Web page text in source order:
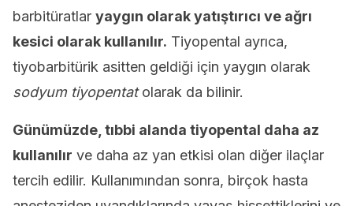
barbitüratlar yaygın olarak yatıştırıcı ve ağrı
kesici olarak kullanılır. Tiyopental ayrıca,
tiyobarbitürik asitten geldiği için yaygın olarak
sodyum tiyopentatolarak da bilinir.
Günümüzde, tıbbi alanda tiyopental daha az
kullanılır ve daha az yan etkisi olan diğer ilaçlar
tercih edilir. Kullanımından sonra, birçok hasta